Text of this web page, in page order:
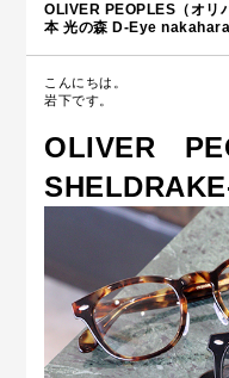
OLIVER PEOPLES（オ
本 光の森 D-Eye
こんにちは。
岩下です。
OLIVER